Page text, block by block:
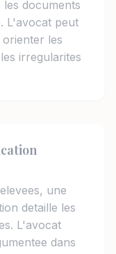
documents
L'avocat peut
les
irregularites
une
detaille les
L'avocat
dans